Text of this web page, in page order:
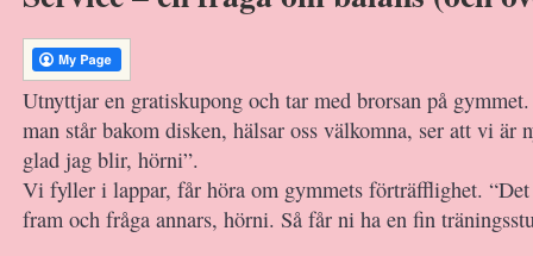
Utnyttjar en gratiskupong och tar med brorsan på
man står bakom disken, hälsar oss välkomna, ser att vi är
glad jag blir, hörni”.
Vi fyller i lappar, får höra om gymmets förträfflighet. “Det
fram och fråga annars, hörni. Så får ni ha en fin